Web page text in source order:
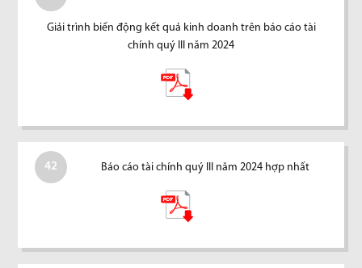
Giải trình biến động kết quả kinh doanh trên báo cáo tài
chính quý III năm 2024
42 Báo cáo tài chính quý III năm 2024 hợp nhất